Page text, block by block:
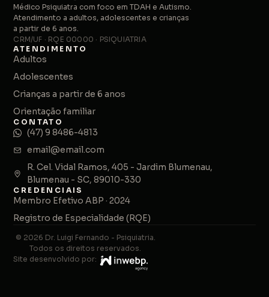
Médico Psiquiatra com foco em TDAH e Autismo.
Atendimento a adultos, adolescentes e crianças
a partir de 6 anos.
CRM/UF · RQE 00000 · PSIQUIATRIA
ATENDIMENTO
Adultos
Adolescentes
Crianças a partir de 6 anos
Orientação familiar
CONTATO
(47) 9 8486-4813
email@email.com
R. Cel. Vidal Ramos, 405 - Jardim Blumenau,
Blumenau - SC, 89010-330
CREDENCIAIS
Membro Efetivo ABP · 2024
Registro de Especialidade (RQE)
© 2026 Dr. Luigi Fernando - Psiquiatria.
Todos os direitos reservados.
Site desenvolvido por: